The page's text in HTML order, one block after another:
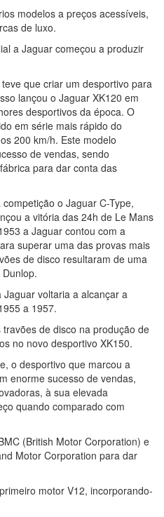
modelos a preços acessíveis,
de luxo.
a Jaguar começou a produzir
que criar um desportivo para
lançou o Jaguar XK120 em
desportivos da época. O
em série mais rápido do
200 km/h. Este modelo
de vendas, sendo
para dar conta das
o Jaguar C-Type,
a vitória das 24h de Le Mans
a Jaguar contou com a
superar uma das provas mais
de disco resultaram de uma
voltaria a alcançar a
a 1957.
de disco na produção de
no novo desportivo XK150.
o desportivo que marcou a
enorme sucesso de vendas,
à sua elevada
quando comparado com
(British Motor Corporation) e
Motor Corporation para dar
motor V12, incorporando-